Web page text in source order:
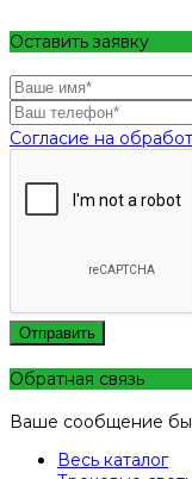
Оставить заявку
Согласие на
Отправить
Обратная связь
Ваше сообщение
Весь каталог